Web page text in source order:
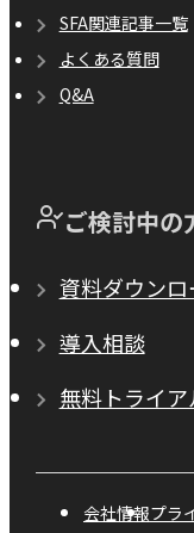
SFA関連記事一覧
よくある質問
Q&A
ご検討中の
資料ダウンロ
導入相談
無料トライア
会社情報プラ